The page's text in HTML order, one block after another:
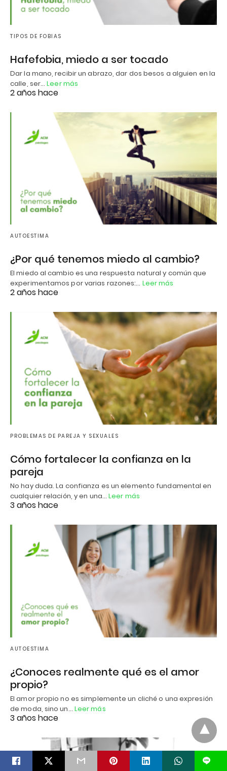
TIPOS DE FOBIAS
Hafefobia, miedo a ser tocado
Dar la mano, recibir un abrazo, dar dos besos a alguien en la
calle, ser…Leer más
2 años hace
AUTOESTIMA
¿Por qué tenemos miedo al cambio?
El miedo al cambio es una respuesta natural y común que
experimentamos por varias razones:… Leer más
2 años hace
PROBLEMAS DE PAREJA Y SEXUALES
Cómo fortalecer la confianza en la
pareja
No hay duda. La confianza es un elemento fundamental en
cualquier relación, y en una…Leer más
3 años hace
AUTOESTIMA
¿Conoces realmente qué es el amor
propio?
El amor propio no es simplemente un cliché o una expresión
de moda, sino un… Leer más
3 años hace
L